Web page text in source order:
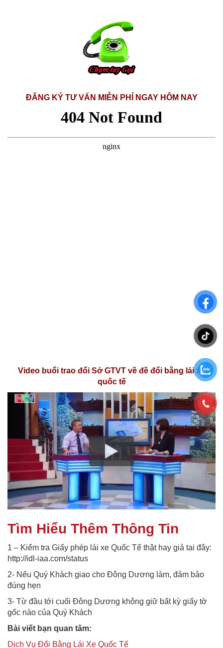
ĐĂNG KÝ TƯ VẤN MIỄN PHÍ NGAY HÔM NAY
Video buổi trao đổi Sở GTVT về đề đổi bằng lái xe
quốc tế
Tìm Hiểu Thêm Thông Tin
1 – Kiểm tra Giấy phép lái xe Quốc Tế thật hay giả tại đây:
http://idl-iaa.com/status
2- Nếu Quý Khách giao cho Đông Dương làm, đảm bảo
đúng hẹn
3- Từ đầu tới cuối Đông Dương không giữ bất kỳ giấy tờ
gốc nào của Quý Khách
Bài viết bạn quan tâm:
Dịch Vụ Đổi Bằng Lái Xe Quốc Tế